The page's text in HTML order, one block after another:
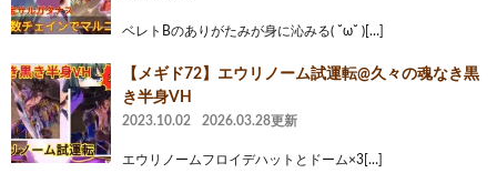
ベレトBのありがたみが身に沁みる( ˘ω˘ )[…]
【メギド72】エウリノーム試運転@久々の魂なき黒
き半身VH
2023.10.02 2026.03.28更新
エウリノームフロイデハットとドーム×3[…]